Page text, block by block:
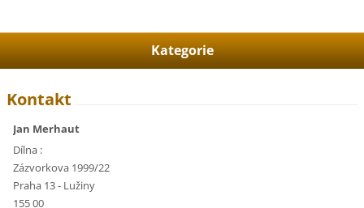
Kategorie
Kontakt
Jan Merhaut
Dílna :
Zázvorkova 1999/22
Praha 13 - Lužiny
155 00